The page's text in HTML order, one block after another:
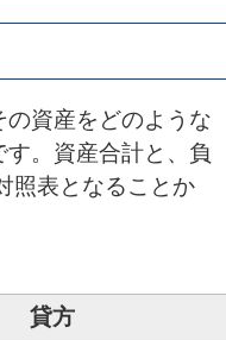
資産をどのような
。資産合計と、負
照表となることか
貸方